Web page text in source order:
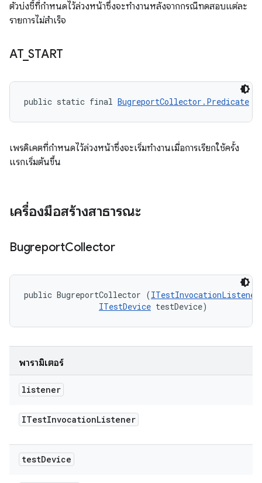
ตัวบ่งชี้ที่กำหนดไว้ล่วงหน้าซึ่งจะทำงานหลังจากกรณีทดสอบแต่ละ
รายการไม่สำเร็จ
AT_START
public static final BugreportCollector.Predicate
เพรดิเคตที่กำหนดไว้ล่วงหน้าซึ่งจะเริ่มทำงานเมื่อการเรียกใช้ครั้ง
แรกเริ่มต้นขึ้น
เครื่องมือสร้างสาธารณะ
BugreportCollector
public BugreportCollector (ITestInvocationListener
ITestDevice testDevice)
พารามิเตอร์
listener
ITestInvocationListener
testDevice